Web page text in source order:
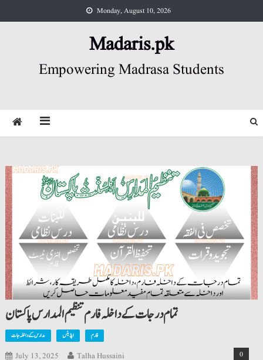
to
Monday, August 10, 2026
Madaris.pk
Empowering Madrasa Students
تمام درجات کے داخلہ فارم تنظیم المدارس پاکستان
مدارس کے داخلہ جات اپڈیٹس فارم
July 13, 2025 Talha Hussaini 0